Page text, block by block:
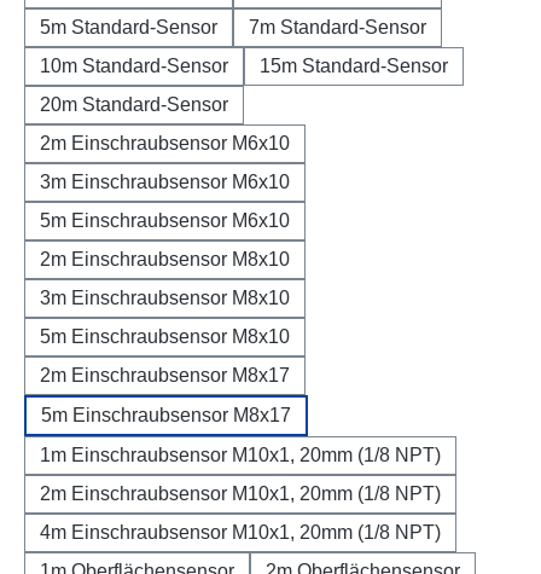
5m Standard-Sensor
7m Standard-Sensor
10m Standard-Sensor
15m Standard-Sensor
20m Standard-Sensor
2m Einschraubsensor M6x10
3m Einschraubsensor M6x10
5m Einschraubsensor M6x10
2m Einschraubsensor M8x10
3m Einschraubsensor M8x10
5m Einschraubsensor M8x10
2m Einschraubsensor M8x17
5m Einschraubsensor M8x17
1m Einschraubsensor M10x1, 20mm (1/8 NPT)
2m Einschraubsensor M10x1, 20mm (1/8 NPT)
4m Einschraubsensor M10x1, 20mm (1/8 NPT)